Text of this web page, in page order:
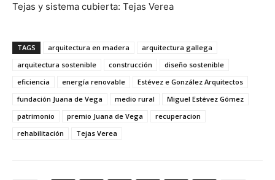
Tejas y sistema cubierta: Tejas Verea
TAGS arquitectura en madera
arquitectura gallega
arquitectura sostenible
construcción
diseño sostenible
eficiencia
energía renovable
Estévez e González Arquitectos
fundación Juana de Vega
medio rural
Miguel Estévez Gómez
patrimonio
premio Juana de Vega
recuperacion
rehabilitación
Tejas Verea